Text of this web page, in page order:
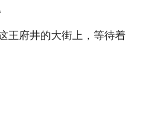
王府井的大街上，等待着